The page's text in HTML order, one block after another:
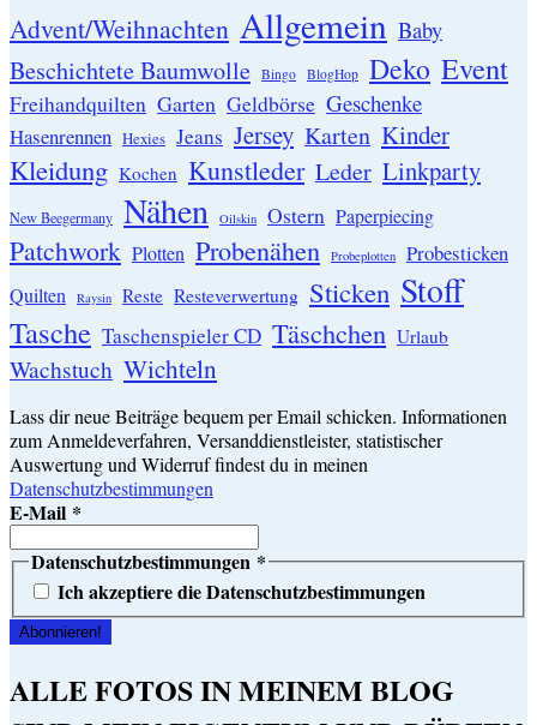
Advent/Weihnachten Allgemein Baby
Beschichtete Baumwolle Bingo BlogHop Deko Event
Freihandquilten Garten Geldbörse Geschenke
Hasenrennen Hexies Jeans Jersey Karten Kinder
Kleidung Kochen Kunstleder Leder Linkparty
New Beegermany Nähen Oilskin Ostern Paperpiecing
Patchwork Plotten Probenähen Probeplotten Probesticken
Quilten Raysin Reste Resteverwertung Sticken Stoff
Tasche Taschenspieler CD Täschchen Urlaub
Wachstuch Wichteln
Lass dir neue Beiträge bequem per Email schicken. Informationen
zum Anmeldeverfahren, Versanddienstleister, statistischer
Auswertung und Widerruf findest du in meinen
Datenschutzbestimmungen
E-Mail *
Datenschutzbestimmungen *
Ich akzeptiere die Datenschutzbestimmungen
ALLE FOTOS IN MEINEM BLOG